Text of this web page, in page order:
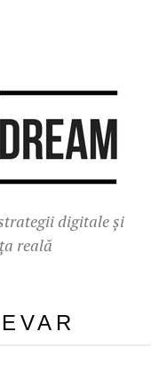
digitale și
reală